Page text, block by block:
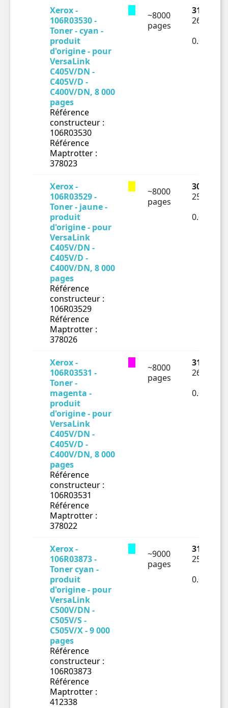
Xerox -
106R03530 -
Toner - cyan -
produit
d'origine - pour
VersaLink
C405V/DN -
C405V/D -
C400V/DN, 8 000
pages
Référence
constructeur :
106R03530
Référence
Maptrotter :
378023
~8000
pages
317.68 €
264.73 €
Xerox -
106R03529 -
Toner - jaune -
produit
d'origine - pour
VersaLink
C405V/DN -
C405V/D -
C400V/DN, 8 000
pages
Référence
constructeur :
106R03529
Référence
Maptrotter :
378026
~8000
pages
303.48 €
252.9 €
Xerox -
106R03531 -
Toner -
magenta -
produit
d'origine - pour
VersaLink
C405V/DN -
C405V/D -
C400V/DN, 8 000
pages
Référence
constructeur :
106R03531
Référence
Maptrotter :
378022
~8000
pages
314.58 €
262.15 €
Xerox -
106R03873 -
Toner cyan -
produit
d'origine - pour
VersaLink
C500V/DN -
C505V/S -
C505V/X - 9 000
pages
Référence
constructeur :
106R03873
Référence
Maptrotter :
412338
~9000
pages
311.76 €
259.8 €